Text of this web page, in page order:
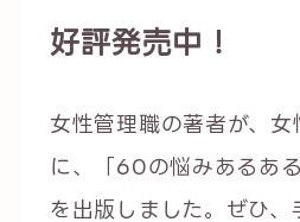
好評発売中！
女性管理職の著者が、女
に、「60の悩みあるあ
を出版しました。ぜひ、